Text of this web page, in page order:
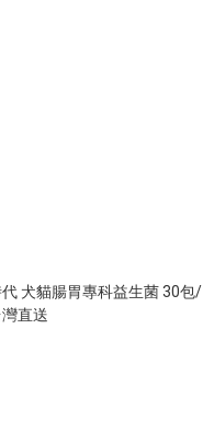
犬貓腸胃專科益生菌 30包/
直送